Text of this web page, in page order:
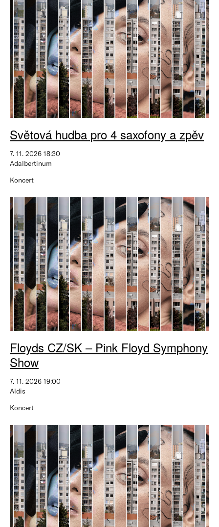
Světová hudba pro 4 saxofony a zpěv
7. 11. 2026 18:30
Adalbertinum
Koncert
Floyds CZ/SK – Pink Floyd Symphony
Show
7. 11. 2026 19:00
Aldis
Koncert